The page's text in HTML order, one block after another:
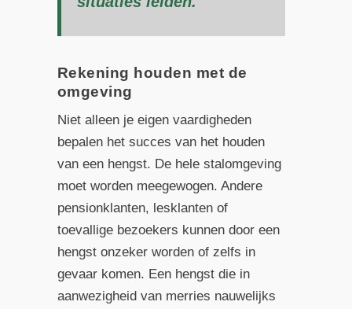
Rekening houden met de
omgeving
Niet alleen je eigen vaardigheden
bepalen het succes van het houden
van een hengst. De hele stalomgeving
moet worden meegewogen. Andere
pensionklanten, lesklanten of
toevallige bezoekers kunnen door een
hengst onzeker worden of zelfs in
gevaar komen. Een hengst die in
aanwezigheid van merries nauwelijks